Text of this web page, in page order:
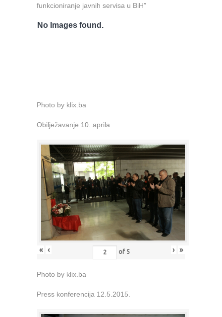
funkcioniranje javnih servisa u BiH”
No Images found.
Photo by klix.ba
Obilježavanje 10. aprila
« ‹ of 5 › »
Photo by klix.ba
Press konferencija 12.5.2015.